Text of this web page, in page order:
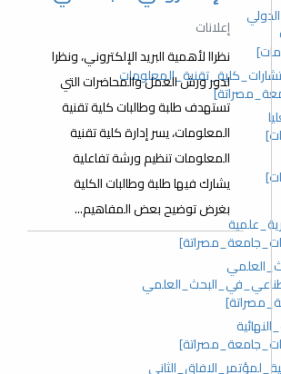
إعلانات
نظراا ﻷهمية البريد الإلكتروني، ونظرا
لدور ورش العمل والمحاضرات التي
تستهدف طلبة وطالبات كلية تقنية
المعلومات، يسر إدارة كلية تقنية
المعلومات تنظيم ورشة تفاعلية
يشارك فيها طلبة وطالبات الكلية
بغرض توضيح بعض المفاهيم...